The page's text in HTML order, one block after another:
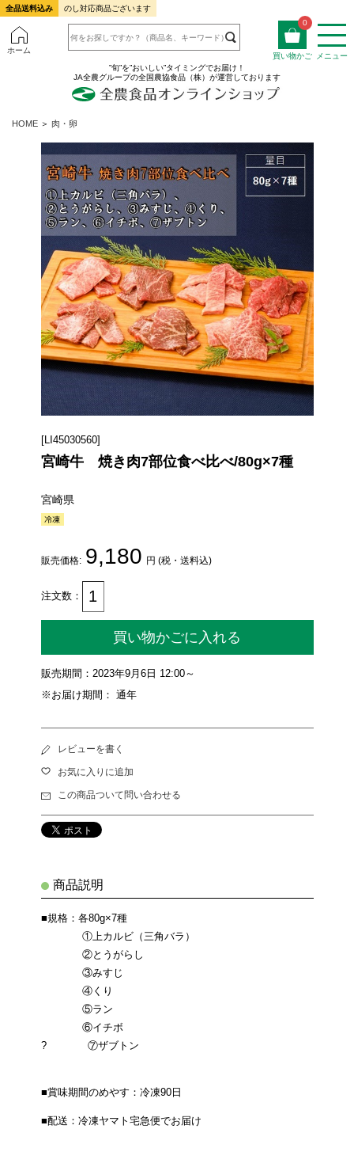
全品送料込み のし対応商品ございます
ホーム
0
買い物かご
メニュー
”旬”を”おいしい”タイミングでお届け！
JA全農グループの全国農協食品（株）が運営しております
HOME ＞ 肉・卵
[LI45030560]
宮崎牛 焼き肉7部位食べ比べ/80g×7種
宮崎県
販売価格: 9,180 円 (税・送料込)
注文数：
買い物かごに入れる
販売期間：2023年9月6日 12:00～
※お届け期間： 通年
レビューを書く
お気に入りに追加
この商品ついて問い合わせる
商品説明
■規格：各80g×7種
①上カルビ（三角バラ）
②とうがらし
③みすじ
④くり
⑤ラン
⑥イチボ
? ⑦ザブトン
■賞味期間のめやす：冷凍90日
■配送：冷凍ヤマト宅急便でお届け